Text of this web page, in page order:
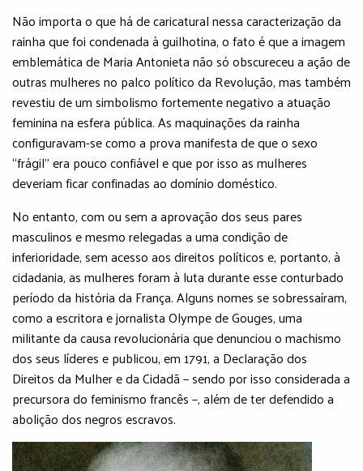
Não importa o que há de caricatural nessa caracterização da
rainha que foi condenada à guilhotina, o fato é que a imagem
emblemática de Maria Antonieta não só obscureceu a ação de
outras mulheres no palco político da Revolução, mas também
revestiu de um simbolismo fortemente negativo a atuação
feminina na esfera pública. As maquinações da rainha
configuravam-se como a prova manifesta de que o sexo
“frágil” era pouco confiável e que por isso as mulheres
deveriam ficar confinadas ao domínio doméstico.
No entanto, com ou sem a aprovação dos seus pares
masculinos e mesmo relegadas a uma condição de
inferioridade, sem acesso aos direitos políticos e, portanto, à
cidadania, as mulheres foram à luta durante esse conturbado
período da história da França. Alguns nomes se sobressaíram,
como a escritora e jornalista Olympe de Gouges, uma
militante da causa revolucionária que denunciou o machismo
dos seus líderes e publicou, em 1791, a Declaração dos
Direitos da Mulher e da Cidadã − sendo por isso considerada a
precursora do feminismo francês −, além de ter defendido a
abolição dos negros escravos.